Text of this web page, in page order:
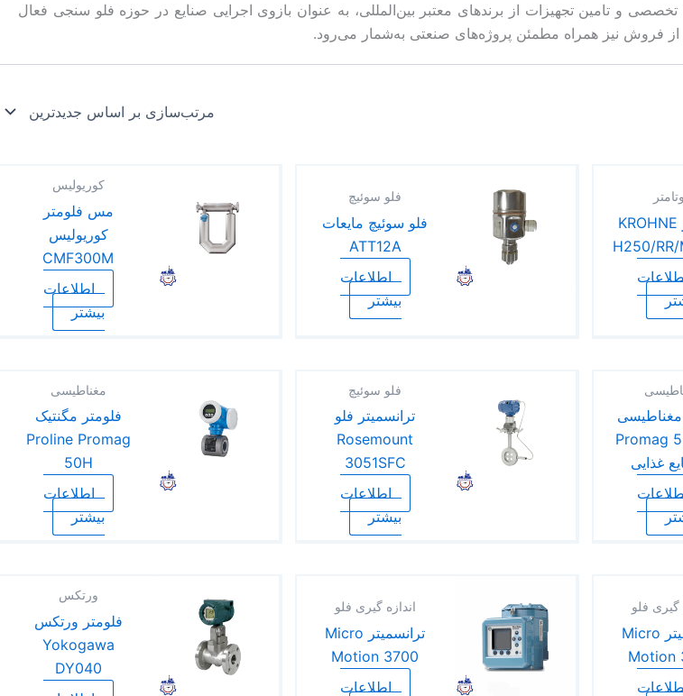
تخصصی و تامین تجهیزات از برندهای معتبر بین‌المللی، به عنوان بازوی اجرایی صنایع در حوزه فلو سنجی فعال
از فروش نیز همراه مطمئن پروژه‌های صنعتی به‌شمار می‌رود.
روتامتر KROHNE
H250/RR/
فلو سوئیچ
فلو سوئیچ مایعات
ATT12A
اطلاعات
بیشتر
کوریولیس
مس فلومتر
کوریولیس
CMF300M
اطلاعات
بیشتر
مغناطیسی
Promag
غذایی
فلو سوئیچ
ترانسمیتر فلو
Rosemount
3051SFC
اطلاعات
بیشتر
مغناطیسی
فلو‌متر مگنتیک
Proline Promag
50H
اطلاعات
بیشتر
گیری فلو
ترانسمیتر Micro
Motion
اندازه گیری فلو
ترانسمیتر Micro
Motion 3700
اطلاعات
ورتکس
فلومتر ورتکس
Yokogawa
DY040